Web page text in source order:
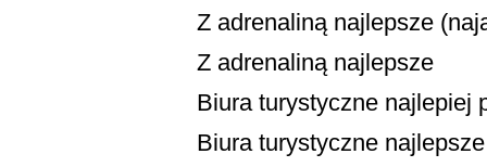
Z adrenaliną najlepsze
Z adrenaliną najlepsze
Biura turystyczne najlepiej
Biura turystyczne